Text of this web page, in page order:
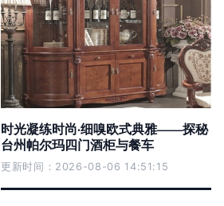
时光凝练时尚·细嗅欧式典雅——探秘
台州帕尔玛四门酒柜与餐车
更新时间：2026-08-06 14:51:15